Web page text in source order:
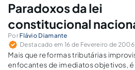
Paradoxos da lei
constitucional
Por Flávio Diamante
Destacado em 16 de Fevereiro de
Mais que reformas tributárias
enfocantes de imediatos objetivos, é